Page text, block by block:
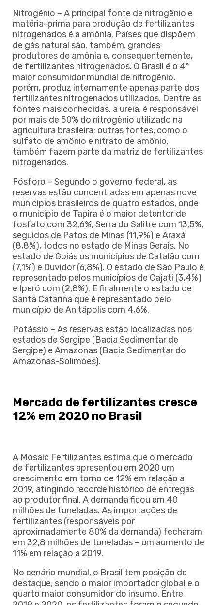
Nitrogênio – A principal fonte de nitrogênio e
matéria-prima para produção de fertilizantes
nitrogenados é a amônia. Países que dispõem
de gás natural são, também, grandes
produtores de amônia e, consequentemente,
de fertilizantes nitrogenados. O Brasil é o 4°
maior consumidor mundial de nitrogênio,
porém, produz internamente apenas parte dos
fertilizantes nitrogenados utilizados. Dentre as
fontes mais conhecidas, a ureia, é responsável
por mais de 50% do nitrogênio utilizado na
agricultura brasileira; outras fontes, como o
sulfato de amônio e nitrato de amônio,
também fazem parte da matriz de fertilizantes
nitrogenados.
Fósforo – Segundo o governo federal, as
reservas estão concentradas em apenas nove
municípios brasileiros de quatro estados, onde
o município de Tapira é o maior detentor de
fosfato com 32,6%, Serra do Salitre com 13,5%,
seguidos de Patos de Minas (11,9%) e Araxá
(8,8%), todos no estado de Minas Gerais. No
estado de Goiás os municípios de Catalão com
(7,1%) e Ouvidor (6,8%). O estado de São Paulo é
representado pelos municípios de Cajati (3,4%)
e Iperó com (2,8%). E finalmente o estado de
Santa Catarina que é representado pelo
município de Anitápolis com 4,6%.
Potássio – As reservas estão localizadas nos
estados de Sergipe (Bacia Sedimentar de
Sergipe) e Amazonas (Bacia Sedimentar do
Amazonas-Solimões).
Mercado de fertilizantes cresce
12% em 2020 no Brasil
A Mosaic Fertilizantes estima que o mercado
de fertilizantes apresentou em 2020 um
crescimento em torno de 12% em relação a
2019, atingindo recorde histórico de entregas
ao produtor final. A demanda ficou em 40
milhões de toneladas. As importações de
fertilizantes (responsáveis por
aproximadamente 80% da demanda) fecharam
em 32,8 milhões de toneladas – um aumento de
11% em relação a 2019.
No cenário mundial, o Brasil tem posição de
destaque, sendo o maior importador global e o
quarto maior consumidor do insumo. Entre